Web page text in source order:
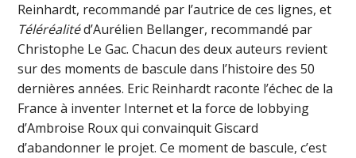
Reinhardt, recommandé par l’autrice de ces lignes, et
Téléréalitéd’Aurélien Bellanger, recommandé par
Christophe Le Gac. Chacun des deux auteurs revient
sur des moments de bascule dans l’histoire des 50
dernières années. Eric Reinhardt raconte l’échec de la
France à inventer Internet et la force de lobbying
d’Ambroise Roux qui convainquit Giscard
d’abandonner le projet. Ce moment de bascule, c’est